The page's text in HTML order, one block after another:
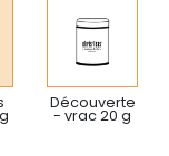
Découverte
- vrac 20 g